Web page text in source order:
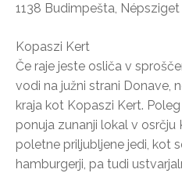
1138 Budimpešta, Népsziget
Kopaszi Kert
Če raje jeste osliča v
vodi na južni strani Donave,
kraja kot Kopaszi Kert.
ponuja zunanji lokal v
poletne priljubljene jedi, kot
hamburgerji, pa tudi